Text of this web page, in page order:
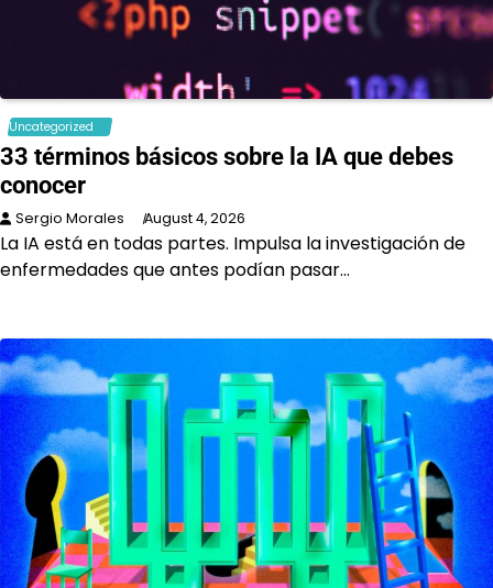
Uncategorized
33 términos básicos sobre la IA que debes
conocer
Sergio Morales August 4, 2026
La IA está en todas partes. Impulsa la investigación de
enfermedades que antes podían pasar…